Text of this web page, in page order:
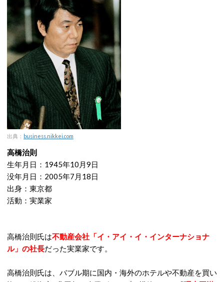
出典： business.nikkei.com
高橋治則
生年月日：1945年10月9日
没年月日：2005年7月18日
出身：東京都
活動：実業家
高橋治則氏は不動産会社「イ・アイ・イ・インターナショナ
ル」の社長だった実業家です。
高橋治則氏は、バブル期に国内・海外のホテルや不動産を買い